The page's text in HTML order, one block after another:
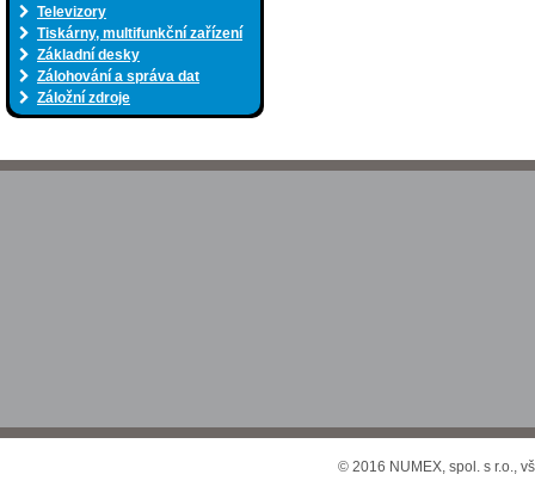
Televizory
Tiskárny, multifunkční zařízení
Základní desky
Zálohování a správa dat
Záložní zdroje
© 2016 NUMEX, spol. s r.o.,